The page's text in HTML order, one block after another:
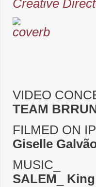
VIDEO
TEAM
FILMED ON
Giselle
MUSIC_
SALEM